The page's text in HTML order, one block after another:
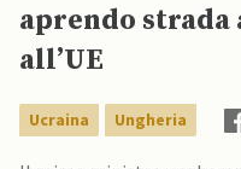
aprendo strada
all’UE
Ucraina Ungheria